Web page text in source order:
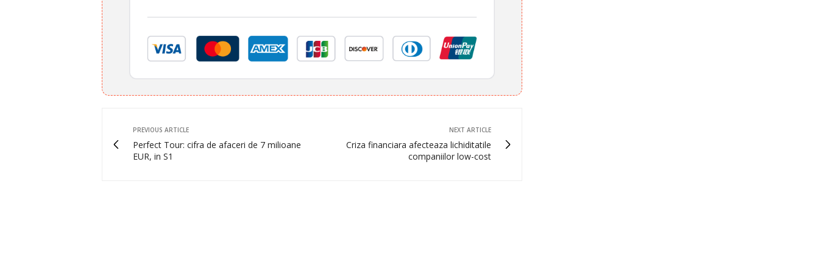
PREVIOUS ARTICLE
Perfect Tour: cifra de afaceri de 7 milioane
EUR, in S1
NEXT ARTICLE
Criza financiara afecteaza lichiditatile
companiilor low-cost